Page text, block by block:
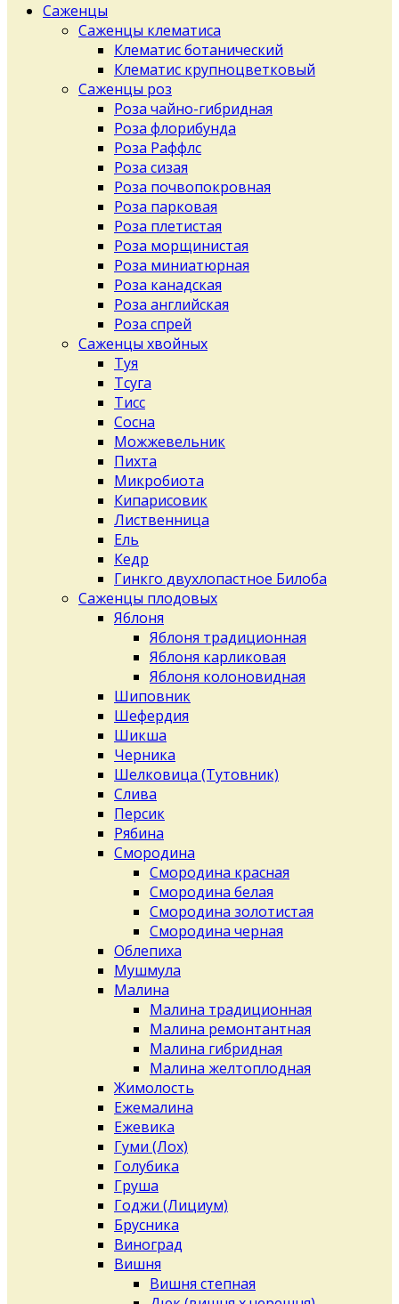
Саженцы
Саженцы клематиса
Клематис ботанический
Клематис крупноцветковый
Саженцы роз
Роза чайно-гибридная
Роза флорибунда
Роза Раффлс
Роза сизая
Роза почвопокровная
Роза парковая
Роза плетистая
Роза морщинистая
Роза миниатюрная
Роза канадская
Роза английская
Роза спрей
Саженцы хвойных
Туя
Тсуга
Тисс
Сосна
Можжевельник
Пихта
Микробиота
Кипарисовик
Лиственница
Ель
Кедр
Гинкго двухлопастное Билоба
Саженцы плодовых
Яблоня
Яблоня традиционная
Яблоня карликовая
Яблоня колоновидная
Шиповник
Шефердия
Шикша
Черника
Шелковица (Тутовник)
Слива
Персик
Рябина
Смородина
Смородина красная
Смородина белая
Смородина золотистая
Смородина черная
Облепиха
Мушмула
Малина
Малина традиционная
Малина ремонтантная
Малина гибридная
Малина желтоплодная
Жимолость
Ежемалина
Ежевика
Гуми (Лох)
Голубика
Груша
Годжи (Лициум)
Брусника
Виноград
Вишня
Вишня степная